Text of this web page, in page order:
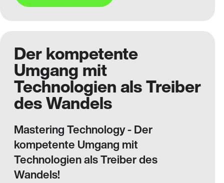
Der kompetente
Umgang mit
Technologien als Treiber
des Wandels
Mastering Technology - Der
kompetente Umgang mit
Technologien als Treiber des
Wandels!